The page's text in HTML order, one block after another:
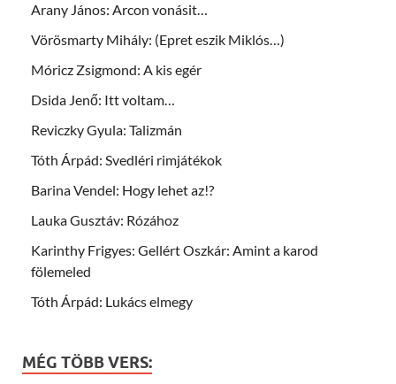
Arany János: Arcon vonásit…
Vörösmarty Mihály: (Epret eszik Miklós…)
Móricz Zsigmond: A kis egér
Dsida Jenő: Itt voltam…
Reviczky Gyula: Talizmán
Tóth Árpád: Svedléri rimjátékok
Barina Vendel: Hogy lehet az!?
Lauka Gusztáv: Rózához
Karinthy Frigyes: Gellért Oszkár: Amint a karod
fölemeled
Tóth Árpád: Lukács elmegy
MÉG TÖBB VERS: